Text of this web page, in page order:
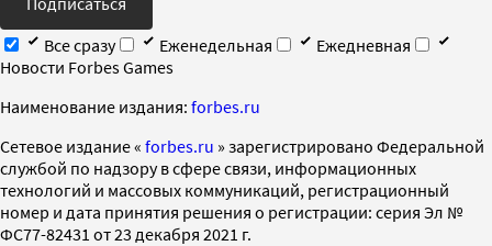
Все сразу
Еженедельная
Ежедневная
Новости Forbes Games
Наименование издания: forbes.ru
Cетевое издание « forbes.ru » зарегистрировано Федеральной
службой по надзору в сфере связи, информационных
технологий и массовых коммуникаций, регистрационный
номер и дата принятия решения о регистрации: серия Эл №
ФС77-82431 от 23 декабря 2021 г.